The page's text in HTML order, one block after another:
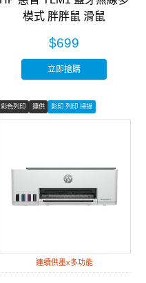
模式 胖胖鼠 滑鼠
$699
立即搶購
彩色列印 連供 影印 列印 掃描
連續供墨x多功能